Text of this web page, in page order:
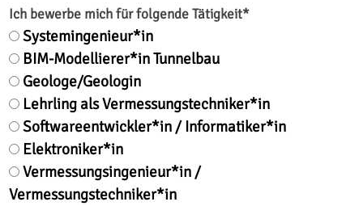
Ich bewerbe mich für folgende Tätigkeit*
Systemingenieur*in
BIM-Modellierer*in Tunnelbau
Geologe/Geologin
Lehrling als Vermessungstechniker*in
Softwareentwickler*in / Informatiker*in
Elektroniker*in
Vermessungsingenieur*in /
Vermessungstechniker*in